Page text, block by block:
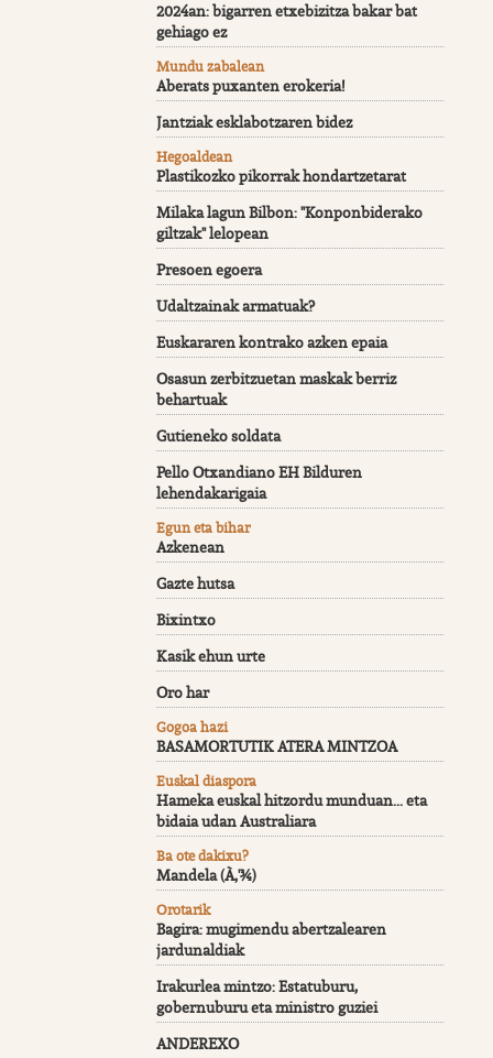
2024an: bigarren etxebizitza bakar bat
gehiago ez
Mundu zabalean
Aberats puxanten erokeria!
Jantziak esklabotzaren bidez
Hegoaldean
Plastikozko pikorrak hondartzetarat
Milaka lagun Bilbon: "Konponbiderako
giltzak" lelopean
Presoen egoera
Udaltzainak armatuak?
Euskararen kontrako azken epaia
Osasun zerbitzuetan maskak berriz
behartuak
Gutieneko soldata
Pello Otxandiano EH Bilduren
lehendakarigaia
Egun eta bihar
Azkenean
Gazte hutsa
Bixintxo
Kasik ehun urte
Oro har
Gogoa hazi
BASAMORTUTIK ATERA MINTZOA
Euskal diaspora
Hameka euskal hitzordu munduan... eta
bidaia udan Australiara
Ba ote dakixu?
Mandela (À‚'¾)
Orotarik
Bagira: mugimendu abertzalearen
jardunaldiak
Irakurlea mintzo: Estatuburu,
gobernuburu eta ministro guziei
ANDEREXO